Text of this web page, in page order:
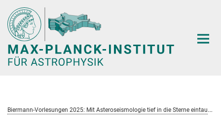
Hauptinhalt
B
iermann-Vorlesungen 2025: Mit Asteroseismologie tief in die Sterne eintauchen